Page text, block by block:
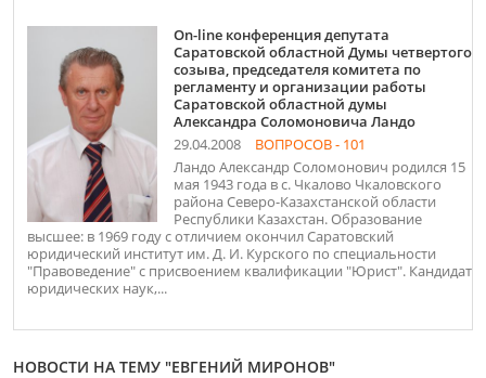
On-line конференция депутата
Саратовской областной Думы четвертого
созыва, председателя комитета по
регламенту и организации работы
Саратовской областной думы
Александра Соломоновича Ландо
29.04.2008
ВОПРОСОВ - 101
Ландо Александр Соломонович родился 15
мая 1943 года в с. Чкалово Чкаловского
района Северо-Казахстанской области
Республики Казахстан. Образование
высшее: в 1969 году с отличием окончил Саратовский
юридический институт им. Д. И. Курского по специальности
"Правоведение" с присвоением квалификации "Юрист". Кандидат
юридических наук,...
НОВОСТИ НА ТЕМУ "ЕВГЕНИЙ МИРОНОВ"